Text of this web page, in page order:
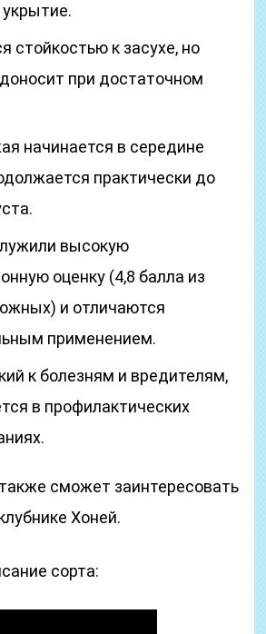
стойкостью к засухе, но
при достаточном
начинается в середине
практически до
высокую
оценку (4,8 балла из
и отличаются
применением.
к болезням и вредителям,
в профилактических
сможет заинтересовать
Хоней.
сорта: